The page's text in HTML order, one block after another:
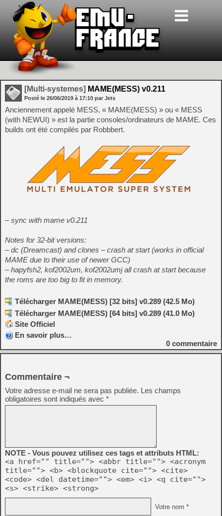
[Multi-systemes] MAME(MESS) v0.211
Posté le 26/06/2019 à 17:10 par Jets
Anciennement appelé MESS, « MAME(MESS) » ou « MESS
(with NEWUI) » est la partie consoles/ordinateurs de MAME. Ces
builds ont été compilés par Robbbert.
– sync with mame v0.211
Notes for 32-bit versions:
– dc (Dreamcast) and clones – crash at start (works in official
MAME due to their use of newer GCC)
– hapyfsh2, kof2002um, kof2002umj all crash at start because
the roms are too big to fit in memory.
Télécharger MAME(MESS) [32 bits] v0.289 (42.5 Mo)
Télécharger MAME(MESS) [64 bits] v0.289 (41.0 Mo)
Site Officiel
En savoir plus…
0 commentaire
Commentaire ¬
Votre adresse e-mail ne sera pas publiée. Les champs
obligatoires sont indiqués avec *
NOTE - Vous pouvez utilisez ces tags et attributs HTML:
<a href="" title=""> <abbr title=""> <acronym
title=""> <b> <blockquote cite=""> <cite>
<code> <del datetime=""> <em> <i> <q cite="">
<s> <strike> <strong>
Votre nom *